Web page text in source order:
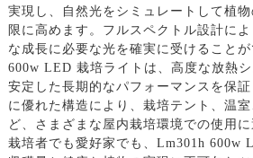
実現し、自然光をシミュレートして植
限に高めます。フルスペクトル設計に
な成長に必要な光を確実に受けること
600w LED 栽培ライトは、高度な放熱シ
安定した長期的なパフォーマンスを保
に優れた構造により、栽培テント、温
ど、さまざまな屋内栽培環境での使用
栽培者でも愛好家でも、Lm301h 600w